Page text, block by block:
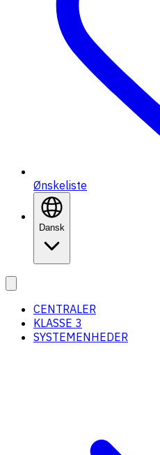
Ønskeliste
Dansk
CENTRALER
KLASSE 3
SYSTEMENHEDER